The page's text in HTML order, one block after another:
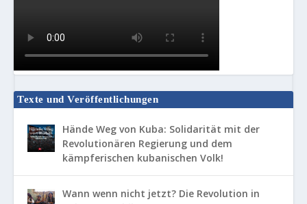
Texte und Veröffentlichungen
Hände Weg von Kuba: Solidarität mit der
Revolutionären Regierung und dem
kämpferischen kubanischen Volk!
Wann wenn nicht jetzt? Die Revolution in